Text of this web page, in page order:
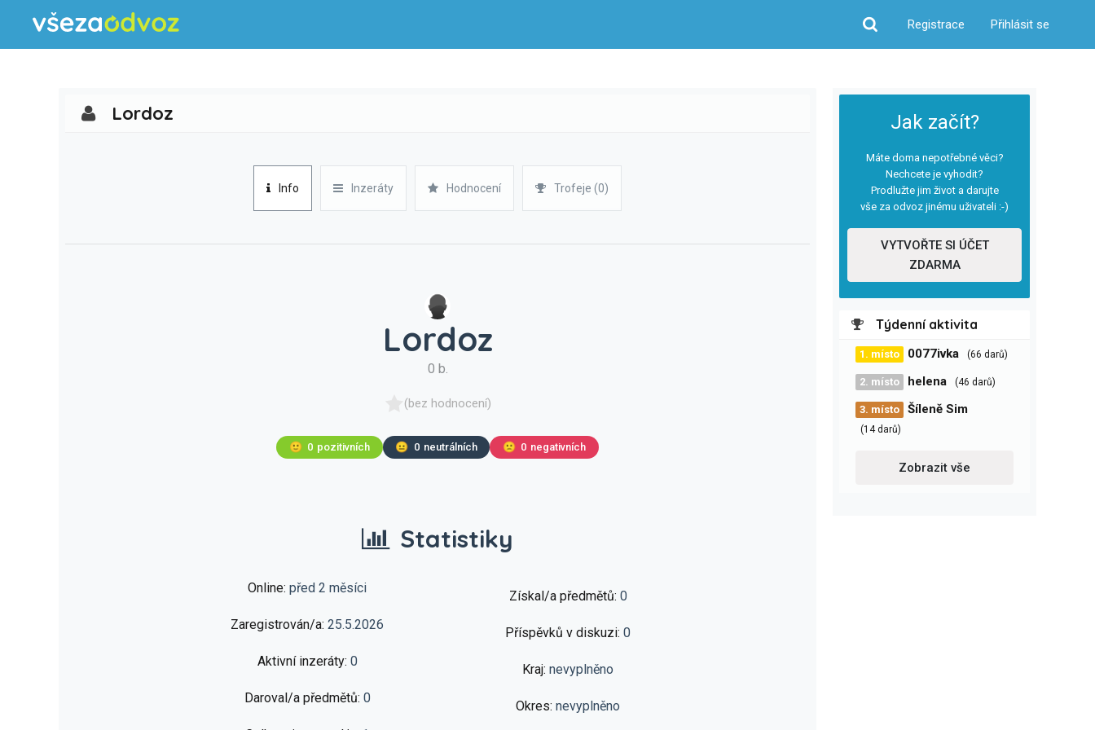
Hledat
Registrace Přihlásit se
Jak začít?
Máte doma nepotřebné věci?
Nechcete je vyhodit?
Prodlužte jim život a darujte
vše za odvoz jinému uživateli :-)
VYTVOŘTE SI ÚČET
ZDARMA
Týdenní aktivita
1. místo 0077ivka (66 darů)
2. místo helena (46 darů)
3. místo Šíleně Sim
(14 darů)
Zobrazit vše
Lordoz
Info Inzeráty Hodnocení Trofeje (0)
Lordoz
0 b.
(bez hodnocení)
🙂 0 pozitivních 😐 0 neutrálních 🙁 0 negativních
Statistiky
Online: před 2 měsíci
Zaregistrován/a: 25.5.2026
Aktivní inzeráty: 0
Daroval/a předmětů: 0
Získal/a předmětů: 0
Příspěvků v diskuzi: 0
Kraj: nevyplněno
Okres: nevyplněno